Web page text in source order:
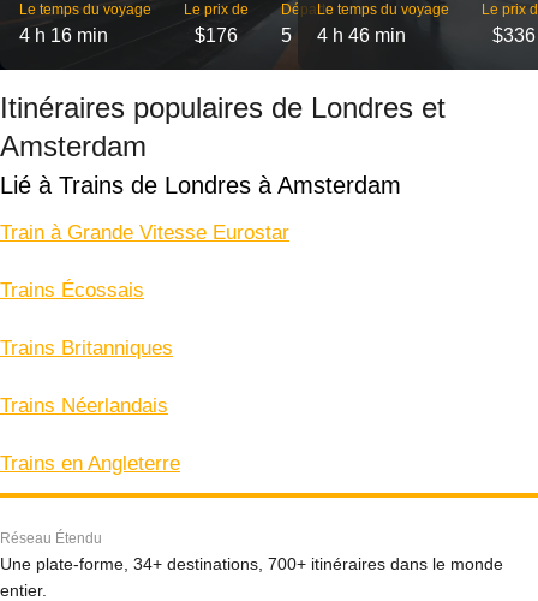
Le temps du voyage
4 h 16 min
Le prix de
$176
Départs
5
Le temps du voyage
4 h 46 min
Le prix
$336
Itinéraires populaires de Londres et
Amsterdam
Lié à Trains de Londres à Amsterdam
Train à Grande Vitesse Eurostar
Trains Écossais
Trains Britanniques
Trains Néerlandais
Trains en Angleterre
Réseau Étendu
Une plate-forme, 34+ destinations, 700+ itinéraires dans le monde
entier.